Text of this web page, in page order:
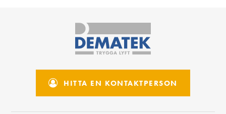
HITTA EN KONTAKTPERSON